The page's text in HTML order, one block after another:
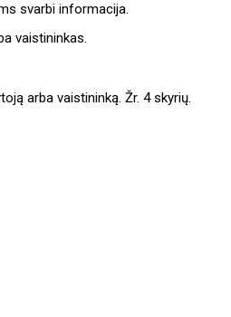
svarbi informacija.
vaistininkas.
arba vaistininką. Žr. 4 skyrių.